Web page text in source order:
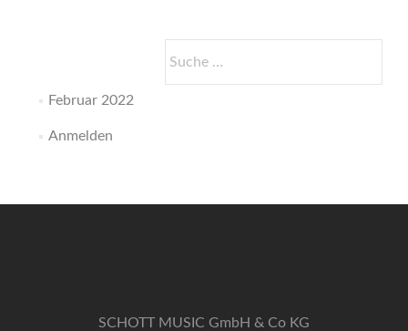
nach:
Februar 2022
Anmelden
SCHOTT MUSIC GmbH & Co KG